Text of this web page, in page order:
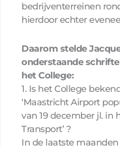
bedrijventerreinen
hierdoor echter
Daarom stelde
onderstaande
het College:
1. Is het College
‘Maastricht Airport
van 19 december jl. in
Transport’ ?
In de laatste